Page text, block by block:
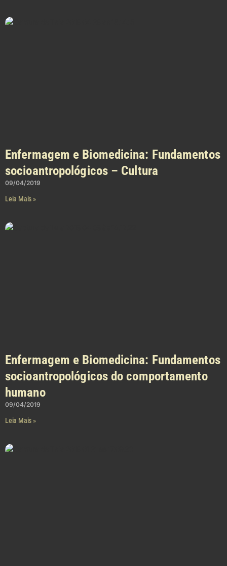
Enfermagem e Biomedicina: Fundamentos
socioantropológicos – Cultura
09/04/2019
Leia Mais »
Enfermagem e Biomedicina: Fundamentos
socioantropológicos do comportamento
humano
09/04/2019
Leia Mais »